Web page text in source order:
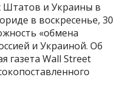
Штатов и Украины в
в воскресенье, 30
«обмена
и Украиной. Об
газета Wall Street